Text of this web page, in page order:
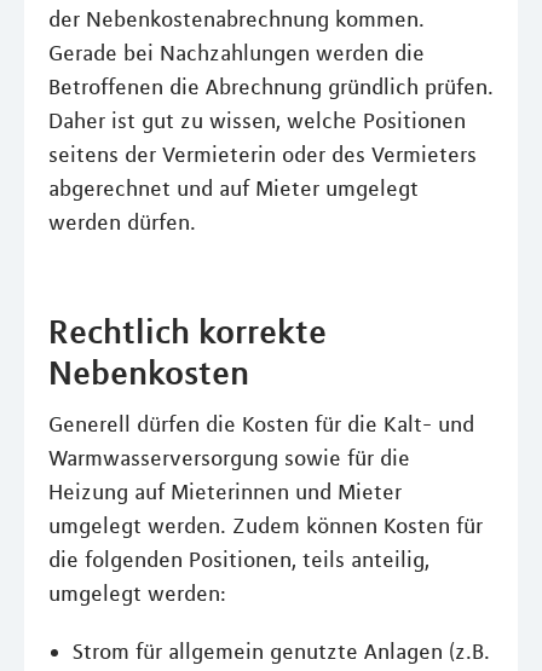
der Nebenkostenabrechnung kommen.
Gerade bei Nachzahlungen werden die
Betroffenen die Abrechnung gründlich prüfen.
Daher ist gut zu wissen, welche Positionen
seitens der Vermieterin oder des Vermieters
abgerechnet und auf Mieter umgelegt
werden dürfen.
Rechtlich korrekte
Nebenkosten
Generell dürfen die Kosten für die Kalt- und
Warmwasserversorgung sowie für die
Heizung auf Mieterinnen und Mieter
umgelegt werden. Zudem können Kosten für
die folgenden Positionen, teils anteilig,
umgelegt werden:
Strom für allgemein genutzte Anlagen (z.B.